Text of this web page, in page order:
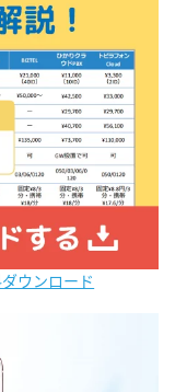
ウンロード